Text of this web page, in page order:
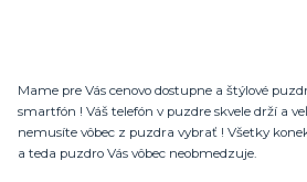
Mame pre Vás cenovo dostupne a štýlové
smartfón ! Váš telefón v puzdre skvele drží a
nemusíte vôbec z puzdra vybrať ! Všetky
a teda puzdro Vás vôbec neobmedzuje.